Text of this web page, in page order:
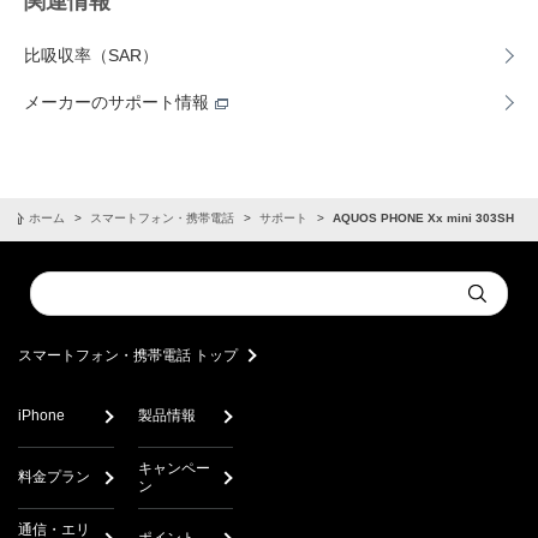
比吸収率（SAR）
メーカーのサポート情報
ホーム スマートフォン・携帯電話 サポート AQUOS PHONE Xx mini 303SH
Conduct
a
Submit
スマートフォン・携帯電話 トップ
iPhone 製品情報
料金プラン
キャンペー
ン
通信・エリ